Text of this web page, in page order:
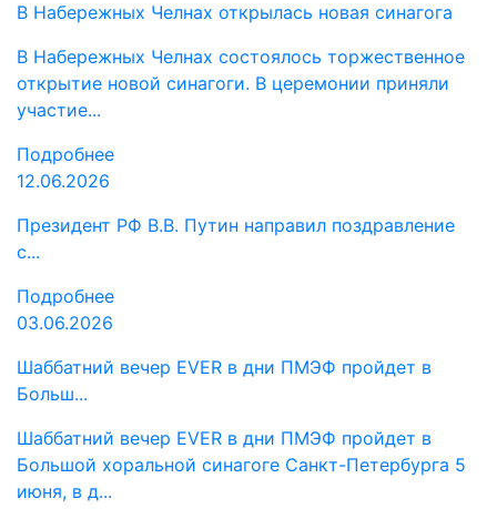
В Набережных Челнах открылась новая синагога
В Набережных Челнах состоялось торжественное
открытие новой синагоги. В церемонии приняли
участие...
Подробнее
12.06.2026
Президент РФ В.В. Путин направил поздравление
с...
Подробнее
03.06.2026
Шаббатний вечер EVER в дни ПМЭФ пройдет в
Больш...
Шаббатний вечер EVER в дни ПМЭФ пройдет в
Большой хоральной синагоге Санкт-Петербурга 5
июня, в д...